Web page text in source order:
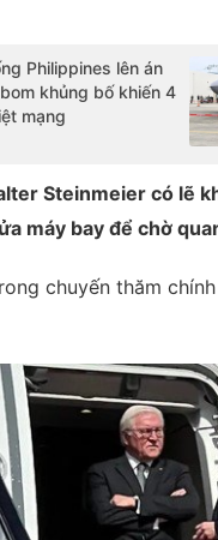
Philippines lên án
khủng bố khiến 4
mạng
Steinmeier có lẽ
máy bay để chờ
chuyến thăm